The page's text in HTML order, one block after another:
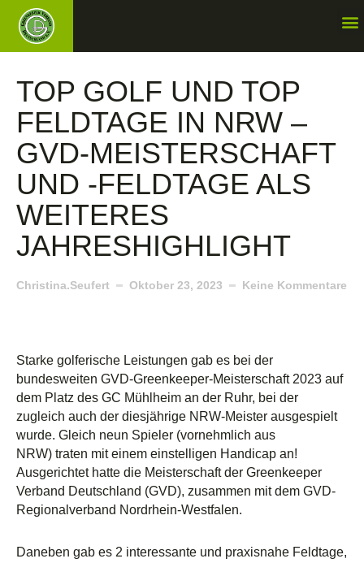
TOP GOLF UND TOP
FELDTAGE IN NRW –
GVD-MEISTERSCHAFT
UND -FELDTAGE ALS
WEITERES
JAHRESHIGHLIGHT
Christina.seufert Oktober 23, 2023 Keine Kommentare
Starke golferische Leistungen gab es bei der
bundesweiten GVD-Greenkeeper-Meisterschaft 2023 auf
dem Platz des GC Mühlheim an der Ruhr, bei der
zugleich auch der diesjährige NRW-Meister ausgespielt
wurde. Gleich neun Spieler (vornehmlich aus
NRW) traten mit einem einstelligen Handicap an!
Ausgerichtet hatte die Meisterschaft der Greenkeeper
Verband Deutschland (GVD), zusammen mit dem GVD-
Regionalverband Nordrhein-Westfalen.
Daneben gab es 2 interessante und praxisnahe Feldtage,